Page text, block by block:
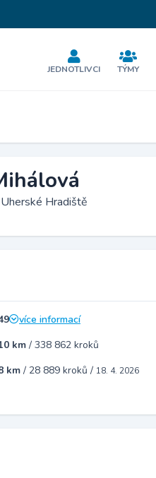
JEDNOTLIVCI TÝMY
Hradiště
více informací
km / 338 862 kroků
km / 28 889 kroků / 18. 4. 2026